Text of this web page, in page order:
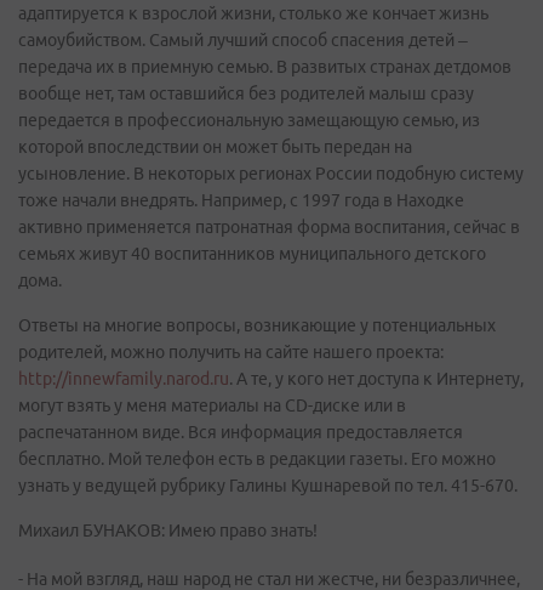
адаптируется к взрослой жизни, столько же кончает жизнь
самоубийством. Самый лучший способ спасения детей –
передача их в приемную семью. В развитых странах детдомов
вообще нет, там оставшийся без родителей малыш сразу
передается в профессиональную замещающую семью, из
которой впоследствии он может быть передан на
усыновление. В некоторых регионах России подобную систему
тоже начали внедрять. Например, с 1997 года в Находке
активно применяется патронатная форма воспитания, сейчас в
семьях живут 40 воспитанников муниципального детского
дома.
Ответы на многие вопросы, возникающие у потенциальных
родителей, можно получить на сайте нашего проекта:
http://innewfamily.narod.ru. А те, у кого нет доступа к Интернету,
могут взять у меня материалы на CD-диске или в
распечатанном виде. Вся информация предоставляется
бесплатно. Мой телефон есть в редакции газеты. Его можно
узнать у ведущей рубрику Галины Кушнаревой по тел. 415-670.
Михаил БУНАКОВ: Имею право знать!
- На мой взгляд, наш народ не стал ни жестче, ни безразличнее,